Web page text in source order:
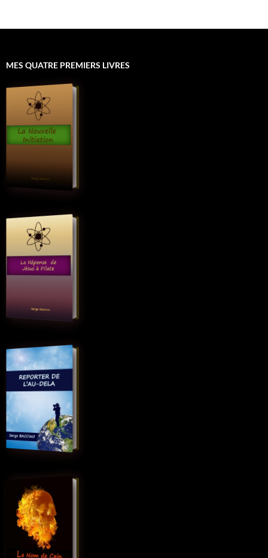
MES QUATRE PREMIERS LIVRES